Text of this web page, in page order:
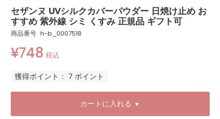
セザンヌ UVシルクカバーパウダー 日焼け止め お
すすめ 紫外線 シミ くすみ 正規品 ギフト可
商品番号 h-b_0007518
¥748 税込
獲得ポイント： 7 ポイント
カートに入れる ▼